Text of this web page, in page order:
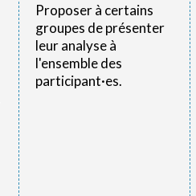
Proposer à certains
groupes de présenter
leur analyse à
l'ensemble des
participant·es.